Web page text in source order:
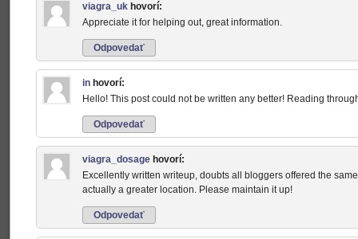
viagra_uk hovorí:
Appreciate it for helping out, great information.
Odpovedať
in hovorí:
Hello! This post could not be written any better! Reading
Odpovedať
viagra_dosage hovorí:
Excellently written writeup, doubts all bloggers offered the
actually a greater location. Please maintain it up!
Odpovedať